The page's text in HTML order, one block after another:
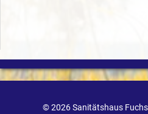
© 2026 Sanitätshaus Fuchs